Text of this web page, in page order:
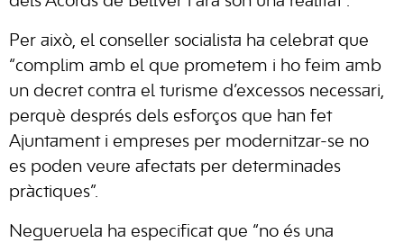
Per això, el conseller socialista ha celebrat que
“complim amb el que prometem i ho feim amb
un decret contra el turisme d’excessos necessari,
perquè després dels esforços que han fet
Ajuntament i empreses per modernitzar-se no
es poden veure afectats per determinades
pràctiques”.
Negueruela ha especificat que “no és una